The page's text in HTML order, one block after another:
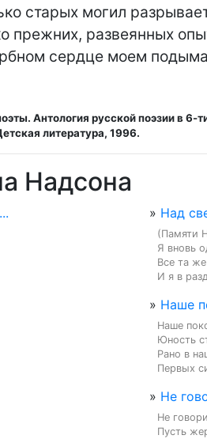
прежних, развеянных
сердце моем
Антология русской поэзии в 6-
литература, 1996.
Надсона
» Над
(Памяти
Я вновь
Все та
И я в
» Наше
Наше
Юность
Рано в
Первых
» Не
Не
Пусть